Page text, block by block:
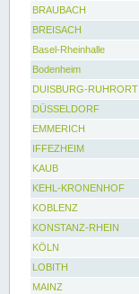
BRAUBACH
BREISACH
Basel-Rheinhalle
Bodenheim
DUISBURG-RUHRORT
DÜSSELDORF
EMMERICH
IFFEZHEIM
KAUB
KEHL-KRONENHOF
KOBLENZ
KONSTANZ-RHEIN
KÖLN
LOBITH
MAINZ